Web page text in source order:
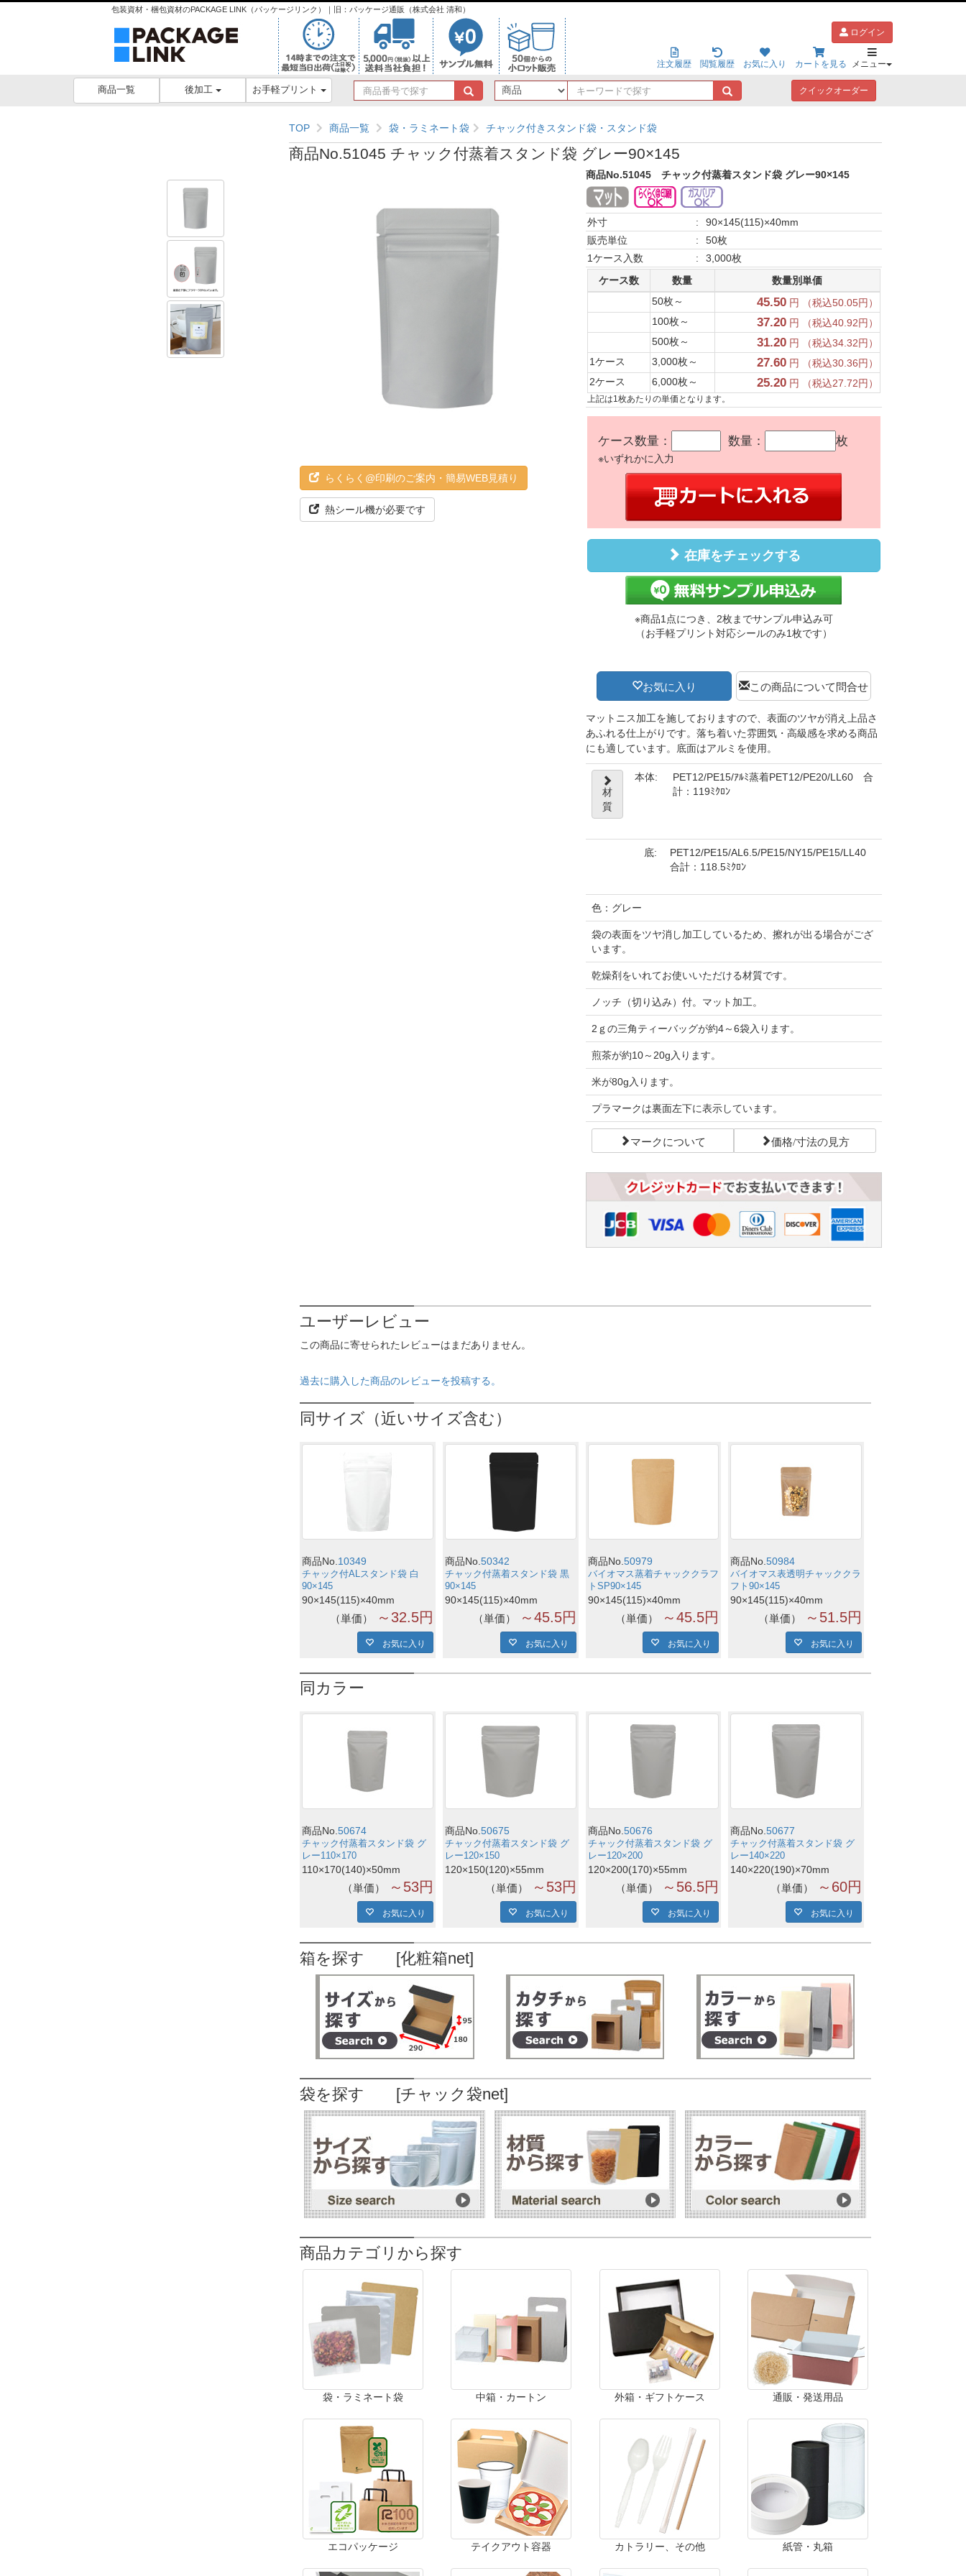
包装資材・梱包資材のPACKAGE LINK（パッケージリンク）｜旧：パッケージ通販（株式会社 清和）
ログイン
注文履歴 閲覧履歴 お気に入り カートを見る メニュー
商品一覧 後加工 お手軽プリント
商
品
号
で
探
キ
ー
ー
ド
で
探
す
クイックオーダー
TOP 商品一覧 袋・ラミネート袋 チャック付きスタンド袋・スタンド袋
商品No.51045 チャック付蒸着スタンド袋 グレー90×145
らくらく@印刷のご案内・簡易WEB見積り
熱シール機が必要です
商品No.51045 チャック付蒸着スタンド袋 グレー90×145
外寸 :
90×145(115)×40mm
販売単位
:
50枚
1ケース入数
:
3,000枚
ケース数
数量
数量別単価
50枚～
45.50円 （税込50.05円）
100枚～
37.20円 （税込40.92円）
500枚～
31.20円 （税込34.32円）
1ケース
3,000枚～ 27.60円 （税込30.36円）
2ケース
6,000枚～ 25.20円 （税込27.72円）
上記は1枚あたりの単価となります。
ケース数量： 数量： 枚
※いずれかに入力
在庫をチェックする
※商品1点につき、2枚までサンプル申込み可
（お手軽プリント対応シールのみ1枚です）
お気に入り この商品について問合せ
マットニス加工を施しておりますので、表面のツヤが消え上品さ
あふれる仕上がりです。落ち着いた雰囲気・高級感を求める商品
にも適しています。底面はアルミを使用。
材
質
本体:
PET12/PE15/ｱﾙﾐ蒸着PET12/PE20/LL60 合
計：119ﾐｸﾛﾝ
底:
PET12/PE15/AL6.5/PE15/NY15/PE15/LL40
合計：118.5ﾐｸﾛﾝ
色：グレー
袋の表面をツヤ消し加工しているため、擦れが出る場合がござ
います。
乾燥剤をいれてお使いいただける材質です。
ノッチ（切り込み）付。マット加工。
2ｇの三角ティーバッグが約4～6袋入ります。
煎茶が約10～20g入ります。
米が80g入ります。
プラマークは裏面左下に表示しています。
マークについて 価格/寸法の見方
ユーザーレビュー
この商品に寄せられたレビューはまだありません。
過去に購入した商品のレビューを投稿する。
同サイズ（近いサイズ含む）
商品No. 10349
チャック付ALスタンド袋 白
90×145
90×145(115)×40mm
単価 ～32.5円
お気に入り
商品No. 50342
チャック付蒸着スタンド袋 黒
90×145
90×145(115)×40mm
単価 ～45.5円
お気に入り
商品No. 50979
バイオマス蒸着チャッククラフ
トSP90×145
90×145(115)×40mm
単価 ～45.5円
お気に入り
商品No.50984
バイオマス表透明チャッククラ
フト90×145
90×145(115)×40mm
単価 ～51.5円
お気に入り
同カラー
商品No.50674
チャック付蒸着スタンド袋 グ
レー110×170
110×170(140)×50mm
単価 ～53円
お気に入り
商品No.50675
チャック付蒸着スタンド袋 グ
レー120×150
120×150(120)×55mm
単価 ～53円
お気に入り
商品No.50676
チャック付蒸着スタンド袋 グ
レー120×200
120×200(170)×55mm
単価 ～56.5円
お気に入り
商品No.50677
チャック付蒸着スタンド袋 グ
レー140×220
140×220(190)×70mm
単価 ～60円
お気に入り
箱を探す [化粧箱net]
袋を探す [チャック袋net]
商品カテゴリから探す
袋・ラミネート袋 中箱・カートン 外箱・ギフトケース 通販・発送用品
エコパッケージ テイクアウト容器 カトラリー、その他 紙管・丸箱